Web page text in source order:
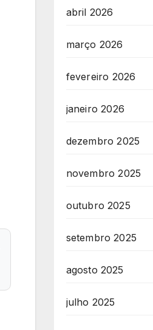
abril 2026
março 2026
fevereiro 2026
janeiro 2026
dezembro 2025
novembro 2025
outubro 2025
setembro 2025
agosto 2025
julho 2025